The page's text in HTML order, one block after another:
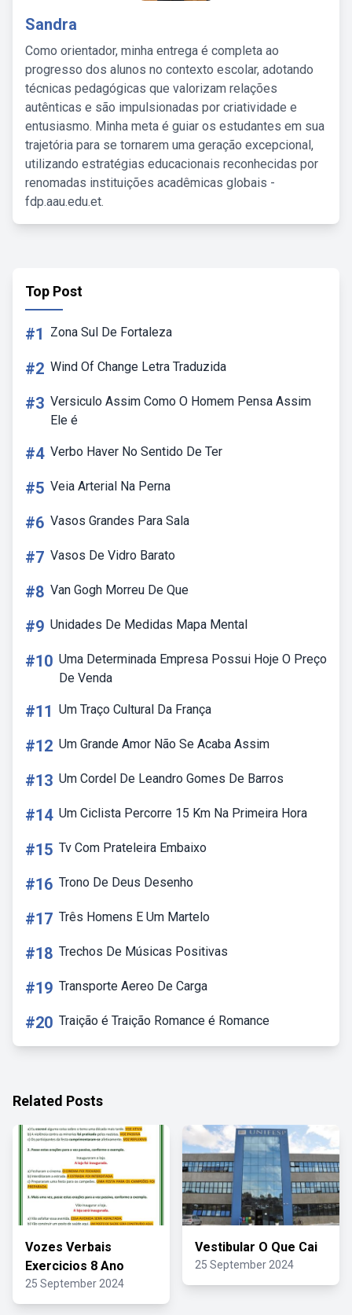
Sandra
Como orientador, minha entrega é completa ao
progresso dos alunos no contexto escolar, adotando
técnicas pedagógicas que valorizam relações
autênticas e são impulsionadas por criatividade e
entusiasmo. Minha meta é guiar os estudantes em sua
trajetória para se tornarem uma geração excepcional,
utilizando estratégias educacionais reconhecidas por
renomadas instituições acadêmicas globais -
fdp.aau.edu.et.
Top Post
#1 Zona Sul De Fortaleza
#2 Wind Of Change Letra Traduzida
#3 Versiculo Assim Como O Homem Pensa Assim
Ele é
#4 Verbo Haver No Sentido De Ter
#5 Veia Arterial Na Perna
#6 Vasos Grandes Para Sala
#7 Vasos De Vidro Barato
#8 Van Gogh Morreu De Que
#9 Unidades De Medidas Mapa Mental
#10 Uma Determinada Empresa Possui Hoje O Preço
De Venda
#11 Um Traço Cultural Da França
#12 Um Grande Amor Não Se Acaba Assim
#13 Um Cordel De Leandro Gomes De Barros
#14 Um Ciclista Percorre 15 Km Na Primeira Hora
#15 Tv Com Prateleira Embaixo
#16 Trono De Deus Desenho
#17 Três Homens E Um Martelo
#18 Trechos De Músicas Positivas
#19 Transporte Aereo De Carga
#20 Traição é Traição Romance é Romance
Related Posts
Vozes Verbais
Exercicios 8 Ano
25 September 2024
Vestibular O Que Cai
25 September 2024